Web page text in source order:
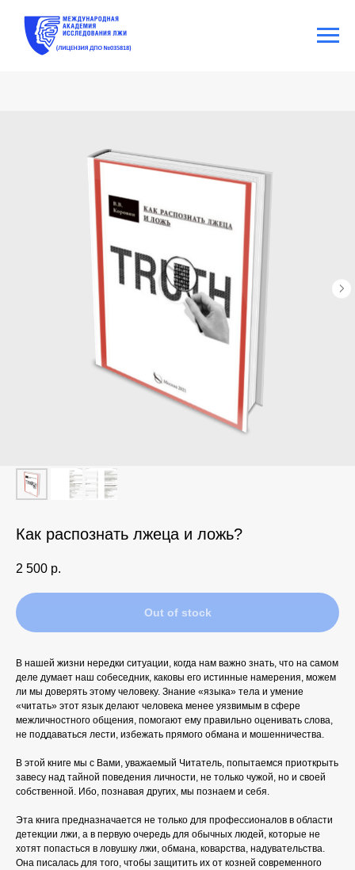
Как распознать лжеца и ложь?
2 500 р.
Out of stock
В нашей жизни нередки ситуации, когда нам важно знать, что на самом
деле думает наш собеседник, каковы его истинные намерения, можем
ли мы доверять этому человеку. Знание «языка» тела и умение
«читать» этот язык делают человека менее уязвимым в сфере
межличностного общения, помогают ему правильно оценивать слова,
не поддаваться лести, избежать прямого обмана и мошенничества.
В этой книге мы с Вами, уважаемый Читатель, попытаемся приоткрыть
завесу над тайной поведения личности, не только чужой, но и своей
собственной. Ибо, познавая других, мы познаем и себя.
Эта книга предназначается не только для профессионалов в области
детекции лжи, а в первую очередь для обычных людей, которые не
хотят попасться в ловушку лжи, обмана, коварства, надувательства.
Она писалась для того, чтобы защитить их от козней современного